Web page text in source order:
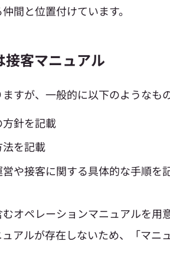
間と位置付けています。
客マニュアル
すが、一般的に以下のようなも
針を記載
を記載
営や接客に関する具体的な手順を
オペレーションマニュアルを用
アルが存在しないため、「マニ